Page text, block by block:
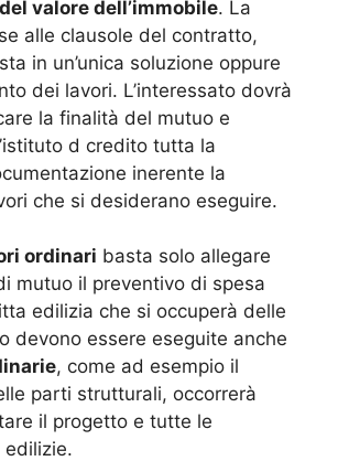
del valore dell’immobile. La
alle clausole del contratto,
in un’unica soluzione oppure
dei lavori. L’interessato dovrà
la finalità del mutuo e
d credito tutta la
inerente la
che si desiderano eseguire.
ordinari basta solo allegare
mutuo il preventivo di spesa
edilizia che si occuperà delle
devono essere eseguite anche
, come ad esempio il
parti strutturali, occorrerà
il progetto e tutte le
edilizie.